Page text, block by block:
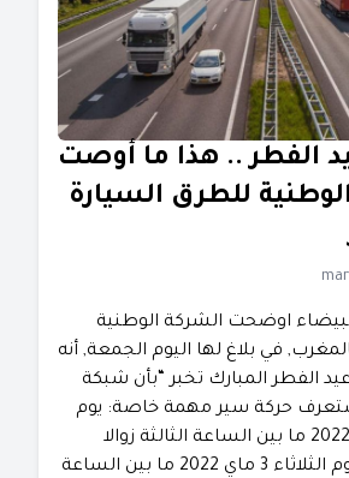
الفطر .. هذا ما أوصت
للطرق السيارة
الدار البيضاء اوضحت الشركة الوطنية
في بلاغ لها اليوم الجمعة, أنه
الفطر المبارك تخبر “بأن شبكة
حركة سير مهمة خاصة: يوم
الجمعة 29 أبريل 2022 ما بين الساعة الثالثة زوالا
والعاشرة ليلا، ويوم الثلاثاء 3 ماي 2022 ما بين الساعة